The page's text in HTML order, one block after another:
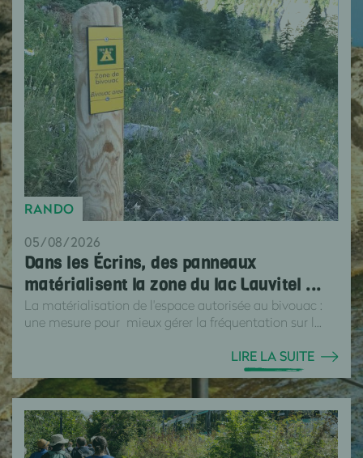
RANDO
05/08/2026
Dans les Écrins, des panneaux
matérialisent la zone du lac Lauvitel ...
La matérialisation de l'espace autorisée au bivouac :
une mesure pour mieux gérer la fréquentation sur l...
LIRE LA SUITE